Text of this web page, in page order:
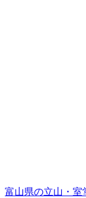
富山県の立山・室